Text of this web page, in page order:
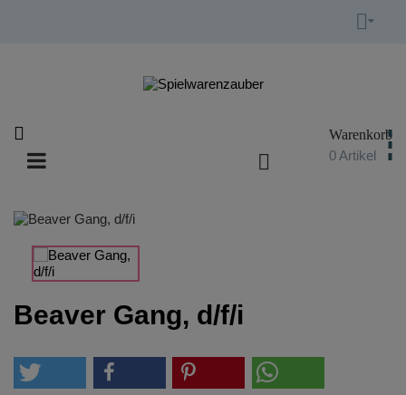

Warenkorb
0Artikel


Navigation
Beaver Gang, d/f/i